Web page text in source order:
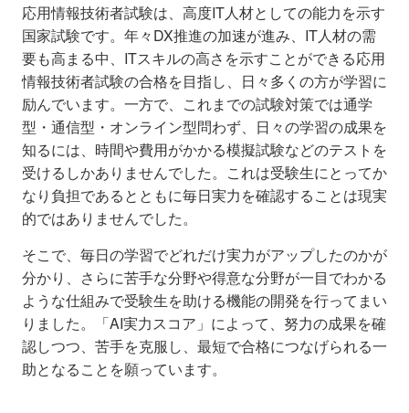
応用情報技術者試験は、高度IT人材としての能力を示す
国家試験です。年々DX推進の加速が進み、IT人材の需
要も高まる中、ITスキルの高さを示すことができる応用
情報技術者試験の合格を目指し、日々多くの方が学習に
励んでいます。一方で、これまでの試験対策では通学
型・通信型・オンライン型問わず、日々の学習の成果を
知るには、時間や費用がかかる模擬試験などのテストを
受けるしかありませんでした。これは受験生にとってか
なり負担であるとともに毎日実力を確認することは現実
的ではありませんでした。
そこで、毎日の学習でどれだけ実力がアップしたのかが
分かり、さらに苦手な分野や得意な分野が一目でわかる
ような仕組みで受験生を助ける機能の開発を行ってまい
りました。「AI実力スコア」によって、努力の成果を確
認しつつ、苦手を克服し、最短で合格につなげられる一
助となることを願っています。